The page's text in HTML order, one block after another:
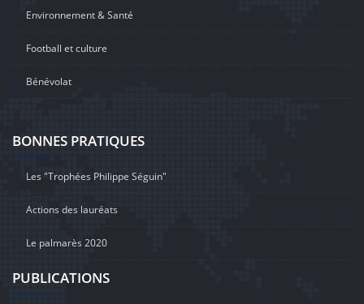
Environnement & Santé
Football et culture
Bénévolat
BONNES PRATIQUES
Les "Trophées Philippe Séguin"
Actions des lauréats
Le palmarès 2020
PUBLICATIONS